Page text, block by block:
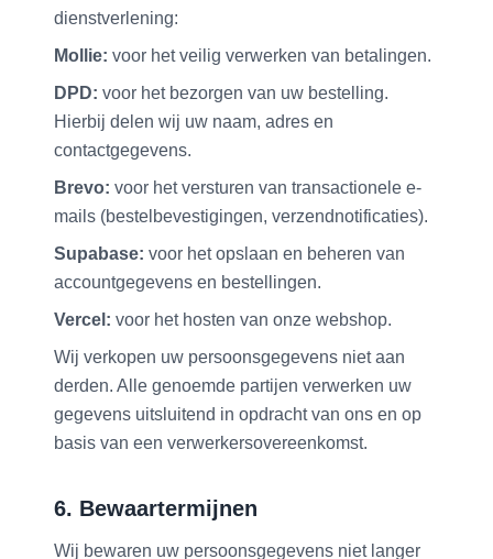
dienstverlening:
Mollie: voor het veilig verwerken van betalingen.
DPD: voor het bezorgen van uw bestelling.
Hierbij delen wij uw naam, adres en
contactgegevens.
Brevo: voor het versturen van transactionele e-
mails (bestelbevestigingen, verzendnotificaties).
Supabase: voor het opslaan en beheren van
accountgegevens en bestellingen.
Vercel: voor het hosten van onze webshop.
Wij verkopen uw persoonsgegevens niet aan
derden. Alle genoemde partijen verwerken uw
gegevens uitsluitend in opdracht van ons en op
basis van een verwerkersovereenkomst.
6. Bewaartermijnen
Wij bewaren uw persoonsgegevens niet langer